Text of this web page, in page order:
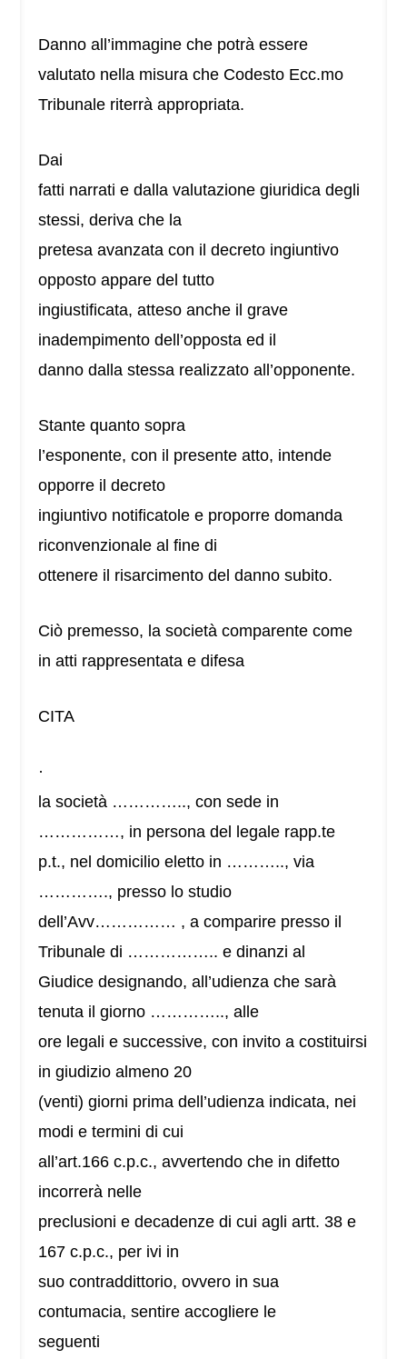
Danno all’immagine che potrà essere
valutato nella misura che Codesto Ecc.mo
Tribunale riterrà appropriata.
Dai
fatti narrati e dalla valutazione giuridica degli
stessi, deriva che la
pretesa avanzata con il decreto ingiuntivo
opposto appare del tutto
ingiustificata, atteso anche il grave
inadempimento dell’opposta ed il
danno dalla stessa realizzato all’opponente.
Stante quanto sopra
l’esponente, con il presente atto, intende
opporre il decreto
ingiuntivo notificatole e proporre domanda
riconvenzionale al fine di
ottenere il risarcimento del danno subito.
Ciò premesso, la società comparente come
in atti rappresentata e difesa
CITA
·
la società ………….., con sede in
……………, in persona del legale rapp.te
p.t., nel domicilio eletto in ……….., via
…………., presso lo studio
dell’Avv…………… , a comparire presso il
Tribunale di …………….. e dinanzi al
Giudice designando, all’udienza che sarà
tenuta il giorno ………….., alle
ore legali e successive, con invito a costituirsi
in giudizio almeno 20
(venti) giorni prima dell’udienza indicata, nei
modi e termini di cui
all’art.166 c.p.c., avvertendo che in difetto
incorrerà nelle
preclusioni e decadenze di cui agli artt. 38 e
167 c.p.c., per ivi in
suo contraddittorio, ovvero in sua
contumacia, sentire accogliere le
seguenti